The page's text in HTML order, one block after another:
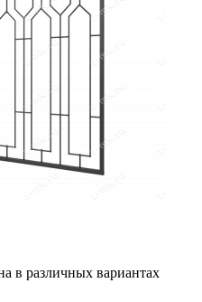
в различных вариантах